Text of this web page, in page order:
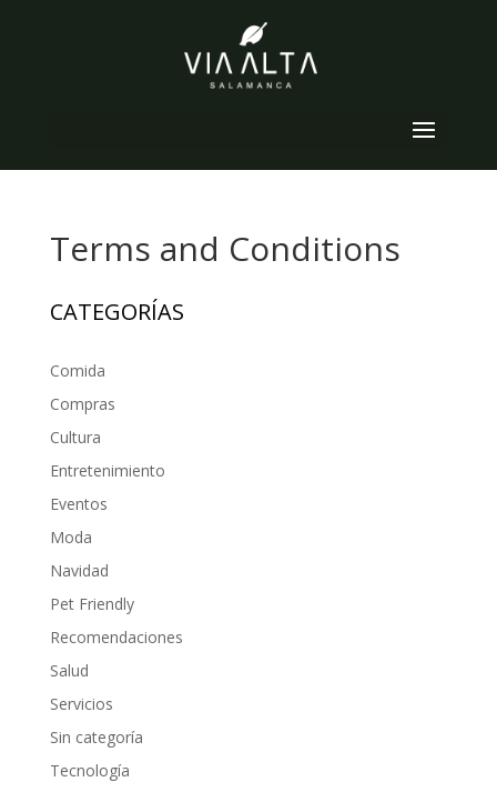
Terms and Conditions
CATEGORÍAS
Comida
Compras
Cultura
Entretenimiento
Eventos
Moda
Navidad
Pet Friendly
Recomendaciones
Salud
Servicios
Sin categoría
Tecnología